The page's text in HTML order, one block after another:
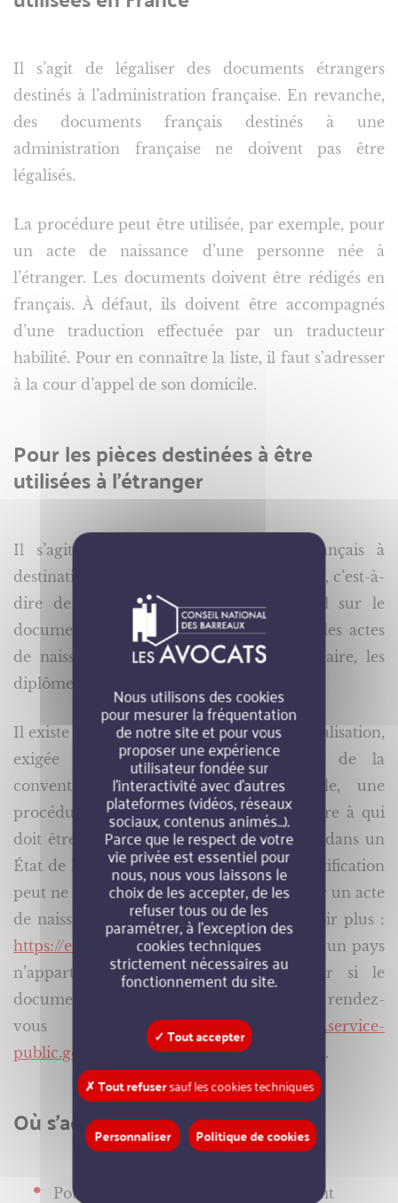
Il s’agit de légaliser des documents étrangers
destinés à l’administration française. En revanche,
des documents français destinés à une
administration française ne doivent pas être
légalisés.
La procédure peut être utilisée, par exemple, pour
un acte de naissance d’une personne née à
l’étranger. Les documents doivent être rédigés en
français. À défaut, ils doivent être accompagnés
d’une traduction effectuée par un traducteur
habilité. Pour en connaître la liste, il faut s’adresser
à la cour d’appel de son domicile.
Pour les pièces destinées à être
utilisées à l’étranger
Il s’agit de légaliser un document français à
destination d’une administration étrangère, c’est-à-
dire de faire apposer un cachet officiel sur le
document. Cela concerne, par exemple, les actes
de naissance, les extraits de casier judiciaire, les
diplômes, etc.
Il existe deux formalités différentes : la légalisation,
exigée par les pays non signataires de la
convention de La Haye, et l’apostille, une
procédure simplifiée. Si l’autorité étrangère à qui
doit être présenté le document se trouve dans un
État de l’Union européenne (UE), l’authentification
peut ne pas être exigée. Ce sera le cas pour un acte
de naissance ou un divorce (pour en savoir plus :
https://e-justice.europa.eu/home_fr
). Dans un pays
n’appartenant pas à l’UE, pour savoir si le
document doit être apostillé ou légalisé, rendez-
vous sur le site
www.service-
public.gouv.fr/particuliers/vosdroits/F1400 .
Où s’adresser ?
Pour obtenir l’apostille d’un document
Nous utilisons des cookies
pour mesurer la fréquentation
de notre site et pour vous
proposer une expérience
utilisateur fondée sur
l’interactivité avec d’autres
plateformes (vidéos, réseaux
sociaux, contenus animés…).
Parce que le respect de votre
vie privée est essentiel pour
nous, nous vous laissons le
choix de les accepter, de les
refuser tous ou de les
paramétrer, à l’exception des
cookies techniques
strictement nécessaires au
fonctionnement du site.
✓ Tout accepter
✗ Tout refusersauf les cookies techniques
Personnaliser Politique de cookies